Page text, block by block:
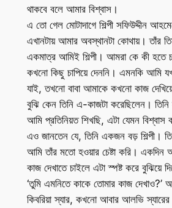
থাকবে বলে আমার বিশ্বাস।
এ তো গেল মোটাদাগে শিল্পী সফিউদ্দীন
এখানটায় আমার অবস্থানটা কোথায়। তাঁর
একমাত্র আমিই শিল্পী। আমরা কে কী হতে
কখনো কিছু চাপিয়ে দেননি। এমনকি আমি
যাই, তখনো বাবা আমাকে কখনো কাজ
বুঝি কেন তিনি এ-কাজটা করেছিলেন।
আমি প্রতিনিয়ত শিখছি, এটা যেমন বিশ্বাস
এও জানতেন যে, তিনি একজন বড় শিল্পী।
আমি তাঁর মতো হওয়ার চেষ্টা করি। একদিন
কাজ দেখাতে চাইলে এটা স্পষ্ট করে বুঝিয়ে
‘তুমি এমনিতে কাকে তোমার কাজ দেখাও?’
কিবরিয়া স্যার, কখনো আবার আলভি স্যারের